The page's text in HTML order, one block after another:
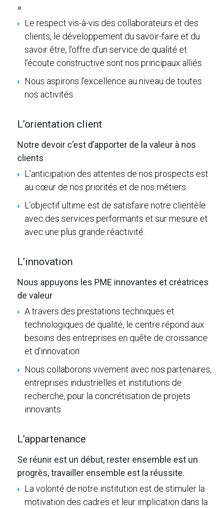
»
Le respect vis-à-vis des collaborateurs et des
clients, le développement du savoir-faire et du
savoir être, l’offre d’un service de qualité et
l’écoute constructive sont nos principaux alliés.
Nous aspirons l’excellence au niveau de toutes
nos activités.
L’orientation client
Notre devoir c’est d’apporter de la valeur à nos
clients
L’anticipation des attentes de nos prospects est
au cœur de nos priorités et de nos métiers.
L’objectif ultime est de satisfaire notre clientèle
avec des services performants et sur mesure et
avec une plus grande réactivité.
L’innovation
Nous appuyons les PME innovantes et créatrices
de valeur
A travers des prestations techniques et
technologiques de qualité, le centre répond aux
besoins des entreprises en quête de croissance
et d’innovation
Nous collaborons vivement avec nos partenaires,
entreprises industrielles et institutions de
recherche, pour la concrétisation de projets
innovants
L’appartenance
Se réunir est un début, rester ensemble est un
progrès, travailler ensemble est la réussite.
La volonté de notre institution est de stimuler la
motivation des cadres et leur implication dans la